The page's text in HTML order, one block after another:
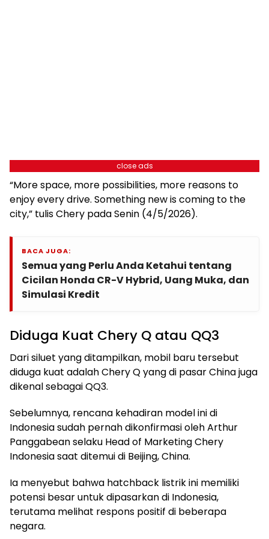
close ads
“More space, more possibilities, more reasons to
enjoy every drive. Something new is coming to the
city,” tulis Chery pada Senin (4/5/2026).
BACA JUGA:
Semua yang Perlu Anda Ketahui tentang
Cicilan Honda CR-V Hybrid, Uang Muka, dan
Simulasi Kredit
Diduga Kuat Chery Q atau QQ3
Dari siluet yang ditampilkan, mobil baru tersebut
diduga kuat adalah Chery Q yang di pasar China juga
dikenal sebagai QQ3.
Sebelumnya, rencana kehadiran model ini di
Indonesia sudah pernah dikonfirmasi oleh Arthur
Panggabean selaku Head of Marketing Chery
Indonesia saat ditemui di Beijing, China.
Ia menyebut bahwa hatchback listrik ini memiliki
potensi besar untuk dipasarkan di Indonesia,
terutama melihat respons positif di beberapa
negara.